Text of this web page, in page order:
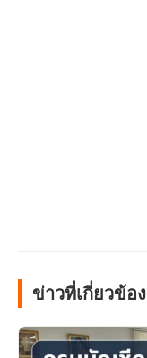
ข่าวที่เกี่ยวข้อง